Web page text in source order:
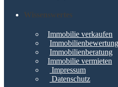
Wissenswertes
Immobilie verkaufen
Immobilienbewertung
Immobilienberatung
Immobilie vermieten
Impressum
Datenschutz